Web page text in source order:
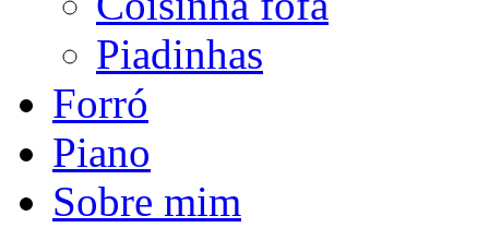
Piadinhas
Forró
Piano
Sobre mim